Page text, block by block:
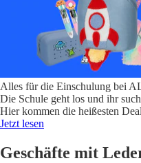
Alles für die Einschulung bei
Die Schule geht los und ihr
Hier kommen die heißesten
Jetzt lesen
Geschäfte mit